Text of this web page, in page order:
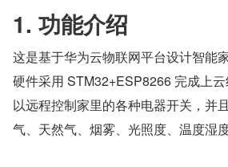
1. 功能介绍
这是基于华为云物联网平台设计智能
硬件采用 STM32+ESP8266 完成上
以远程控制家里的各种电器开关，并
气、天然气、烟雾、光照度、温度湿度